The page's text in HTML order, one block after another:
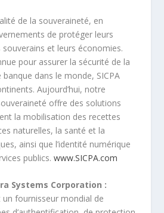
de la souveraineté, en
de protéger leurs
et leurs économies.
pour assurer la sécurité de la
dans le monde, SICPA
Aujourd’hui, notre
offre des solutions
la mobilisation des recettes
naturelles, la santé et la
ainsi que l’identité numérique
publics.www.SICPA.com
Systems Corporation :
un fournisseur mondial de